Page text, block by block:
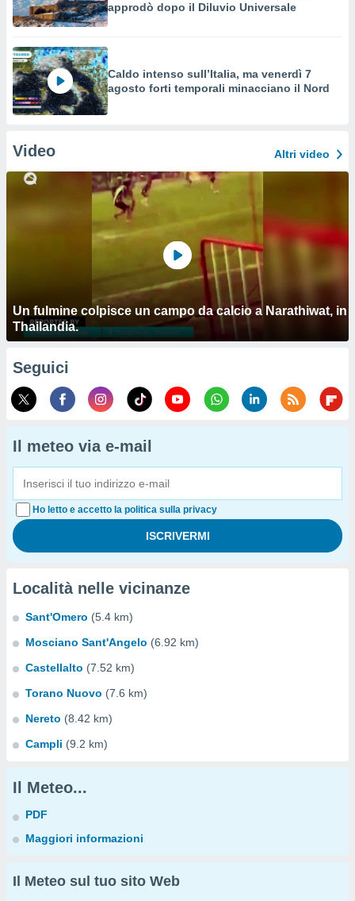
approdò dopo il Diluvio Universale
Caldo intenso sull’Italia, ma venerdì 7
agosto forti temporali minacciano il Nord
Video Altri video
Un fulmine colpisce un campo da calcio a Narathiwat, in
Thailandia.
Seguici
Il meteo via e-mail
Ho letto e accetto la politica sulla privacy
Località nelle vicinanze
Sant'Omero (5.4 km)
Mosciano Sant'Angelo (6.92 km)
Castellalto (7.52 km)
Torano Nuovo (7.6 km)
Nereto (8.42 km)
Campli (9.2 km)
Il Meteo...
PDF
Maggiori informazioni
Il Meteo sul tuo sito Web